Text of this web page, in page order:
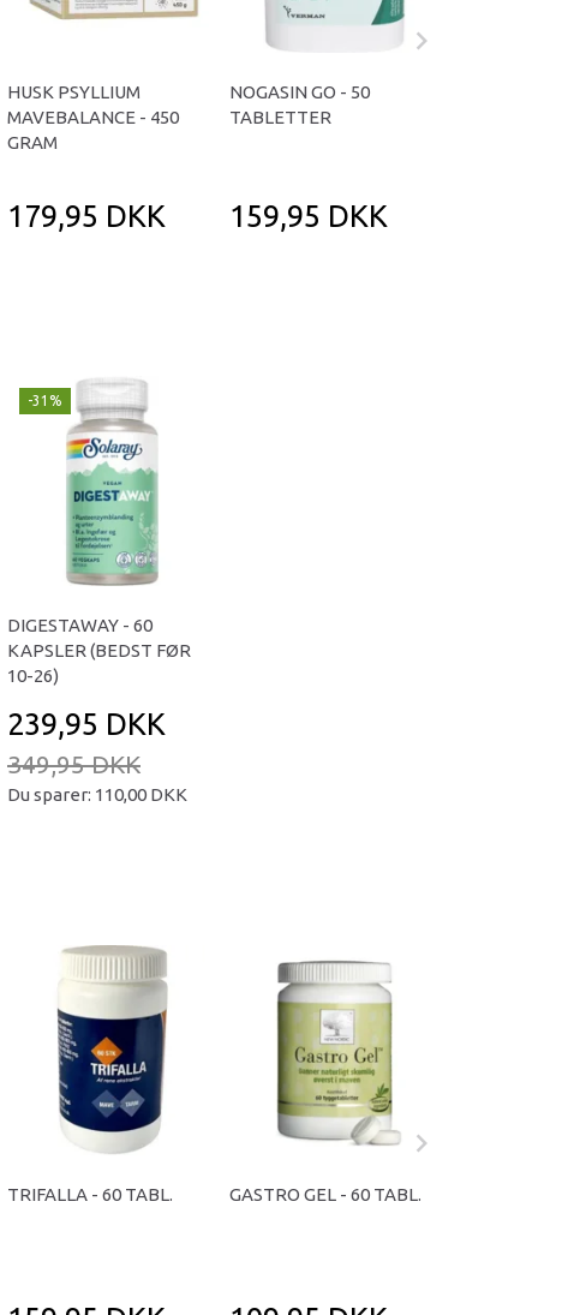
HUSK PSYLLIUM
MAVEBALANCE - 450
GRAM
179,95 DKK
NOGASIN GO - 50
TABLETTER
159,95 DKK
-31%
DIGESTAWAY - 60
KAPSLER (BEDST FØR
10-26)
239,95 DKK
349,95 DKK
Du sparer: 110,00 DKK
TRIFALLA - 60 TABL. GASTRO GEL - 60 TABL.